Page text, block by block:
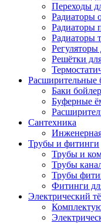
Переходы
Радиаторы
Радиаторы
Радиаторы
Решётки
Расширительные
Баки
Буферные
Сантехника
Трубы и фитинги
Трубы и
Трубы
Трубы
Фитинги
Электрический